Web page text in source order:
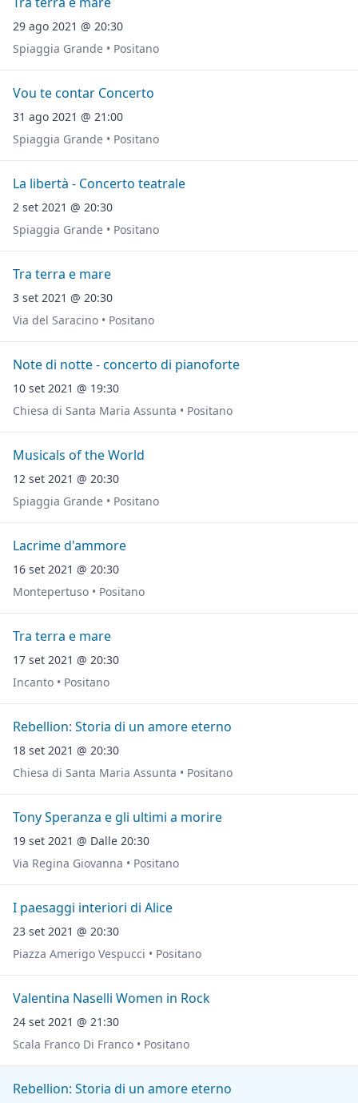
29 ago 2021 @ 20:30
Spiaggia Grande • Positano
Vou te contar Concerto
31 ago 2021 @ 21:00
Spiaggia Grande • Positano
La libertà - Concerto teatrale
2 set 2021 @ 20:30
Spiaggia Grande • Positano
Tra terra e mare
3 set 2021 @ 20:30
Via del Saracino • Positano
Note di notte - concerto di pianoforte
10 set 2021 @ 19:30
Chiesa di Santa Maria Assunta • Positano
Musicals of the World
12 set 2021 @ 20:30
Spiaggia Grande • Positano
Lacrime d'ammore
16 set 2021 @ 20:30
Montepertuso • Positano
Tra terra e mare
17 set 2021 @ 20:30
Incanto • Positano
Rebellion: Storia di un amore eterno
18 set 2021 @ 20:30
Chiesa di Santa Maria Assunta • Positano
Tony Speranza e gli ultimi a morire
19 set 2021 @ Dalle 20:30
Via Regina Giovanna • Positano
I paesaggi interiori di Alice
23 set 2021 @ 20:30
Piazza Amerigo Vespucci • Positano
Valentina Naselli Women in Rock
24 set 2021 @ 21:30
Scala Franco Di Franco • Positano
Rebellion: Storia di un amore eterno